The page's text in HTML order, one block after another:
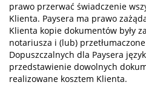
prawo przerwać świadczenie
Klienta. Paysera ma prawo
Klienta kopie dokumentów były
notariusza i (lub)
Dopuszczalnych dla Paysera
przedstawienie dowolnych
realizowane kosztem Klienta.